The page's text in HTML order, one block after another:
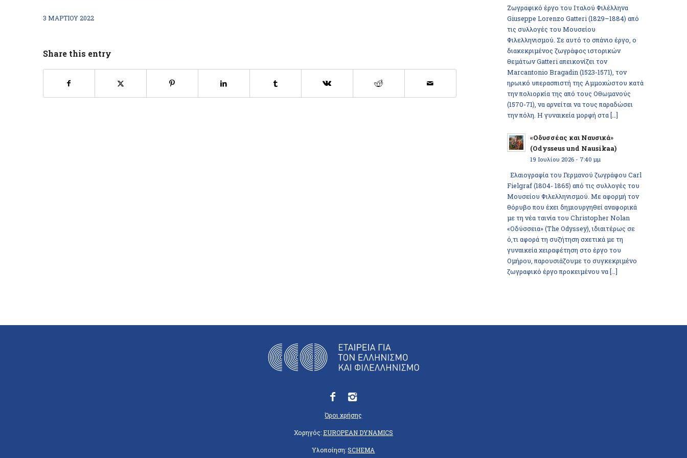
3 ΜΑΡΤΊΟΥ 2022
Share this entry
Ζωγραφικό έργο του Ιταλού Φιλέλληνα
Giuseppe Lorenzo Gatteri (1829–1884) από
τις συλλογές του Μουσείου
Φιλελληνισμού. Σε αυτό το σπάνιο έργο, ο
διακεκριμένος ζωγράφος ιστορικών
θεμάτων Gatteri απεικονίζει τον
Marcantonio Bragadin (1523-1571), τον
ηρωικό υπερασπιστή της Αμμοχώστου κατά
την πολιορκία της από τους Οθωμανούς
(1570-71), να αρνείται να τους παραδώσει
την πόλη. Η γυναικεία μορφή στα […]
«Οδυσσέας και Ναυσικά»
(Odysseus und Nausikaa)
19 Ιουλίου 2026 - 7:40 μμ
Ελαιογραφία του Γερμανού ζωγράφου Carl
Fielgraf (1804- 1865) από τις συλλογές του
Μουσείου Φιλελληνισμού. Με αφορμή τον
θόρυβο που έχει δημιουργηθεί αναφορικά
με τη νέα ταινία του Christopher Nolan
«Οδύσσεια» (The Odyssey), ιδιαιτέρως σε
ό,τι αφορά τη συζήτηση σχετικά με τη
γυναικεία χειραφέτηση στο έργο του
Ομήρου, παρουσιάζουμε το συγκεκριμένο
ζωγραφικό έργο προκειμένου να […]
Όροι χρήσης
Χορηγός:EUROPEAN DYNAMICS
Υλοποίηση:SCHEMA